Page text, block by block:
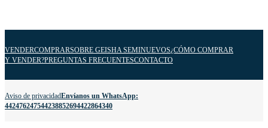
VENDERCOMPRARSOBRE GEISHA SEMINUEVOS¿CÓMO COMPRAR
Y VENDER?PREGUNTAS FRECUENTESCONTACTO
Aviso de privacidadEnvíanos un WhatsApp:
442476247544238852694422864340